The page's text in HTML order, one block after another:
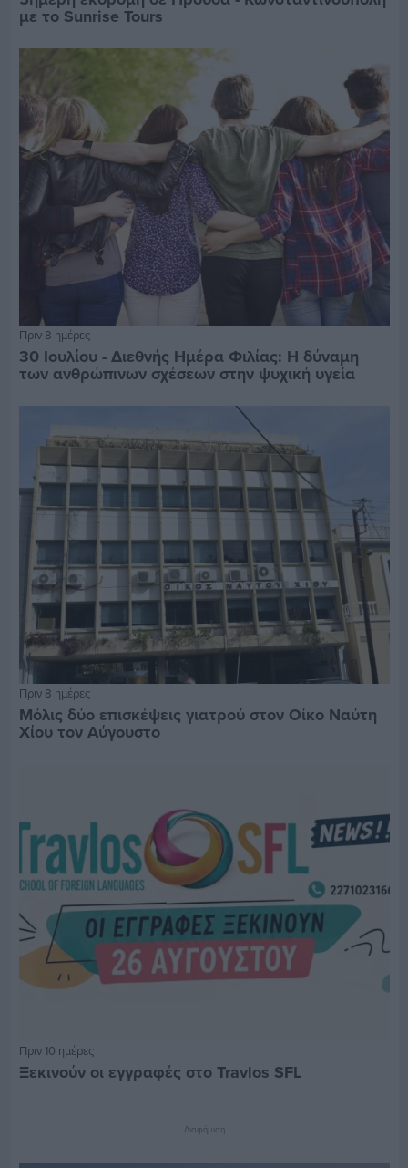
με το Sunrise Tours
Πριν 8 ημέρες
30 Ιουλίου - Διεθνής Ημέρα Φιλίας: Η δύναμη
των ανθρώπινων σχέσεων στην ψυχική υγεία
Πριν 8 ημέρες
Μόλις δύο επισκέψεις γιατρού στον Οίκο Ναύτη
Χίου τον Αύγουστο
Πριν 10 ημέρες
Ξεκινούν οι εγγραφές στο Travlos SFL
Διαφήμιση